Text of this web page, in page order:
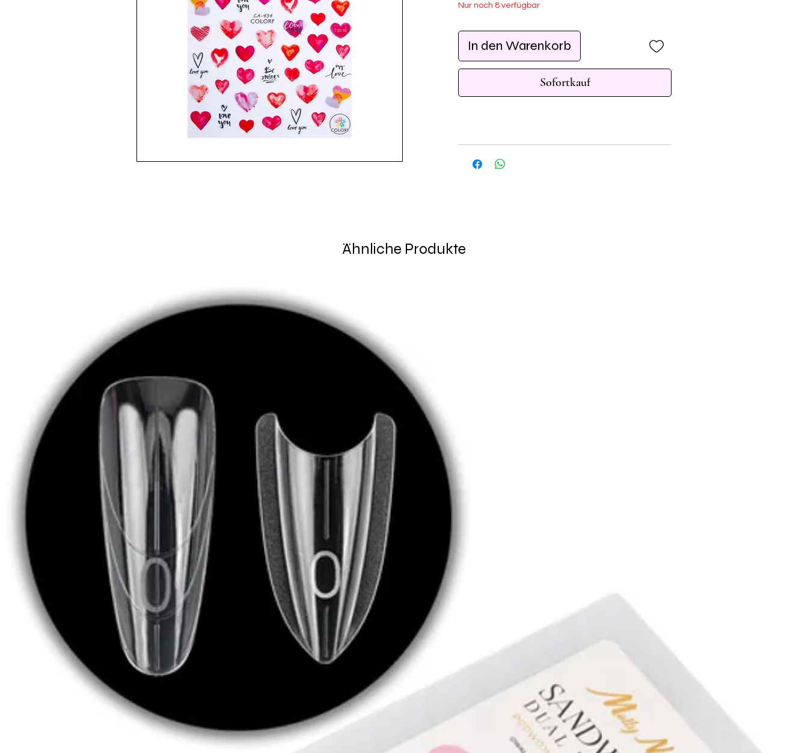
Nur noch 8 verfügbar
In den Warenkorb
Sofortkauf
Ähnliche Produkte